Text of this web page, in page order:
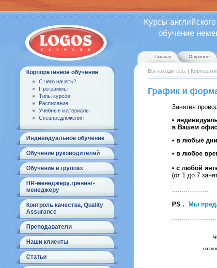
Курсы
обучение
Корпоративное обучение
С чего начать?
Программы
Типы курсов
Расписание
Учебные материалы
Спецпредложения
Индивидуальное обучение
Обучение руководителей
Обучение в группах
HR-менеджеру,тренинг-
менеджеру
Контроль качества, Quality
Assurance
Преподаватели
Наши клиенты
Статьи
Главная О проекте
Вы находитесь: |
График и
Занятия
•
в Вашем
• в любые дни
• в любое
• с любой
(от 1 до 7
...................
PS .
Мы